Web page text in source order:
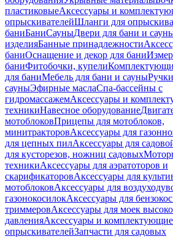
пластиковыеАксессуары и
опрыскивателейШланги для
баниБаниСауныДвери для бани и
изделияБанные принадлежности
баниОснащение и декор для бани
баниФитобочки, купели
для баниМебель для бани и сауны
сауныЭфирные маслаСпа-бассейны с
гидромассажемАксессуары и
техникиНавесное оборудование
мотоблоковПрицепы для мотоблоков,
минитракторовАксессуары для
для цепных пилАксессуары для
для кусторезов, ножниц садовых
техникиАксессуары для аэратоторов и
скарификаторовАксессуары для
мотоблоковАксессуары для
газонокосилокАксессуары для
триммеровАксессуары для моек
давленияАксессуары и
опрыскивателейЗапчасти для садовых